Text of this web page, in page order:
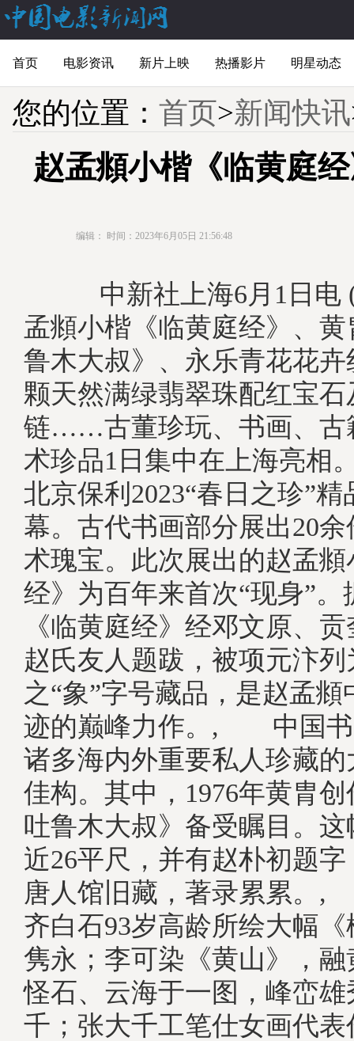
首页 电影资讯 新片上映 热播影片 明星动态
您的位置： 首页>新闻快讯
赵孟頫小楷《临黄庭
编辑： 时间：2023年6月05日 21:56:48
中新社上海6月1日电 (
孟頫小楷《临黄庭经》、黄
鲁木大叔》、永乐青花花卉
颗天然满绿翡翠珠配红宝
链……古董珍玩、书画、古
术珍品1日集中在上海亮
北京保利2023“春日之珍”
幕。古代书画部分展出20
术瑰宝。此次展出的赵孟
经》为百年来首次“现身”
《临黄庭经》经邓文原、
赵氏友人题跋，被项元汴
之“象”字号藏品，是赵孟
迹的巅峰力作。, 中国书
诸多海内外重要私人珍藏
佳构。其中，1976年黄胄创
吐鲁木大叔》备受瞩目。
近26平尺，并有赵朴初题
唐人馆旧藏，著录累累
齐白石93岁高龄所绘大幅
隽永；李可染《黄山》，
怪石、云海于一图，峰峦
千；张大千工笔仕女画代